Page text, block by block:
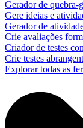
Gerador de quebra-
Gere ideias e
Gerador de
Crie avaliações
Criador de testes
Crie testes
Explorar todas as